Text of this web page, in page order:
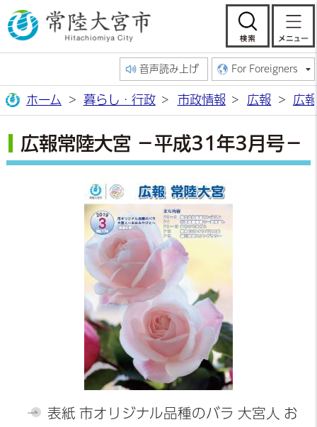
常陸大宮市公
検
音声読み上げ For Foreigners
ホーム 暮らし・行政 市政情報 広報 広
広報常陸大宮 －平成31年3月号－
表紙 市オリジナル品種のバラ 大宮人 お